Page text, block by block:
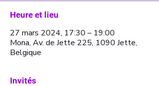
Heure et lieu
27 mars 2024, 17:30 – 19:00
Mona, Av. de Jette 225, 1090 Jette,
Belgique
Invités